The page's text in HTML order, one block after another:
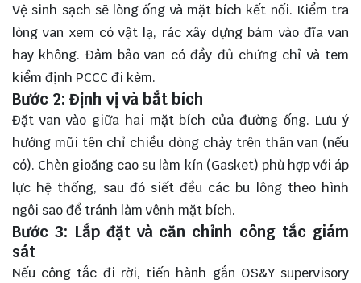
Vệ sinh sạch sẽ lòng ống và mặt bích kết nối. Kiểm tra
lòng van xem có vật lạ, rác xây dựng bám vào đĩa van
hay không. Đảm bảo van có đầy đủ chứng chỉ và tem
kiểm định PCCC đi kèm.
Bước 2: Định vị và bắt bích
Đặt van vào giữa hai mặt bích của đường ống. Lưu ý
hướng mũi tên chỉ chiều dòng chảy trên thân van (nếu
có). Chèn gioăng cao su làm kín (Gasket) phù hợp với áp
lực hệ thống, sau đó siết đều các bu lông theo hình
ngôi sao để tránh làm vênh mặt bích.
Bước 3: Lắp đặt và căn chỉnh công tắc giám
sát
Nếu công tắc đi rời, tiến hành gắn OS&Y supervisory